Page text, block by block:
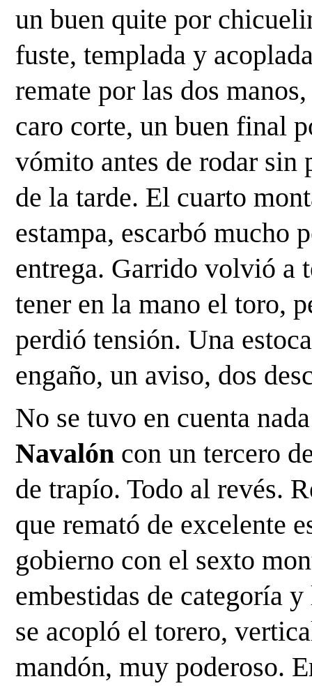
un buen quite por
fuste, templada y
remate por las dos
caro corte, un buen final
vómito antes de rodar
de la tarde. El cuarto
estampa, escarbó mucho
entrega. Garrido volvió a
tener en la mano el toro,
perdió tensión. Una
engaño, un aviso, dos
No se tuvo en cuenta
Navalón con un tercero
de trapío. Todo al revés.
que remató de excelente
gobierno con el sexto
embestidas de categoría
se acopló el torero,
mandón, muy poderoso.